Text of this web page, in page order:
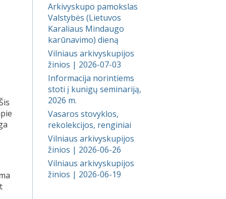
Arkivyskupo pamokslas
Valstybės (Lietuvos
Karaliaus Mindaugo
karūnavimo) dieną
Vilniaus arkivyskupijos
žinios | 2026-07-03
Informacija norintiems
stoti į kunigų seminariją,
2026 m.
Vasaros stovyklos,
rekolekcijos, renginiai
Vilniaus arkivyskupijos
žinios | 2026-06-26
Vilniaus arkivyskupijos
žinios | 2026-06-19